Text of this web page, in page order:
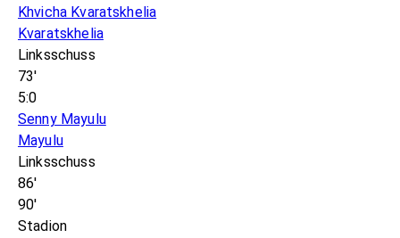
Khvicha Kvaratskhelia
Kvaratskhelia
Linksschuss
73'
5:0
Senny Mayulu
Mayulu
Linksschuss
86'
90'
Stadion